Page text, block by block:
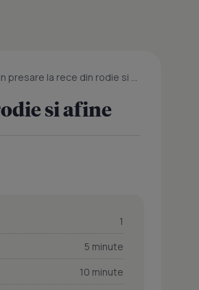
la rece din rodie si afine
si afine
1
5 minute
10 minute